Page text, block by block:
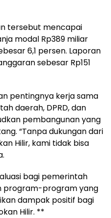
tersebut mencapai
modal Rp389 miliar
6,1 persen. Laporan
sebesar Rp151
pentingnya kerja sama
daerah, DPRD, dan
pembangunan yang
“Tanpa dukungan dari
Hilir, kami tidak bisa
bagi pemerintah
program-program yang
dampak positif bagi
Hilir. **